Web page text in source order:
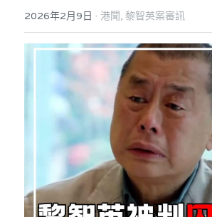
宏福火災正視聽
記錄．宏福苑火災
國際
娛樂
反華推手你要知
反華推手懶人包
民主派騙案十式
反華推手起底
美西霸凌內幕
KOL 專欄
林淑芳專欄
屈穎妍專欄
朱庭萱專欄
絕密法庭檔案
醫院口岸爆炸案
屠龍小隊案
生活
2026年2月9日 · 港聞, 黎智英案審訊